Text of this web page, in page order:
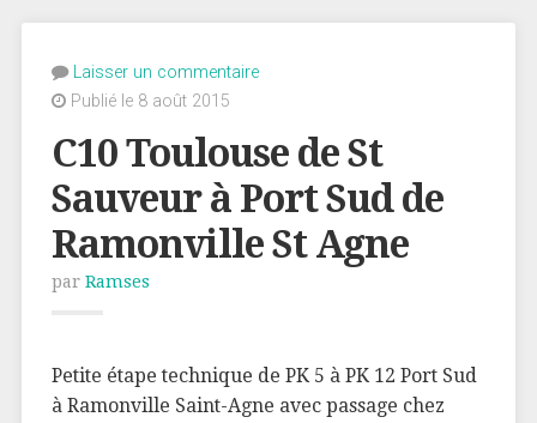
Laisser un commentaire
Publié le 8 août 2015
C10 Toulouse de St
Sauveur à Port Sud de
Ramonville St Agne
par Ramses
Petite étape technique de PK 5 à PK 12 Port Sud
à Ramonville Saint-Agne avec passage chez